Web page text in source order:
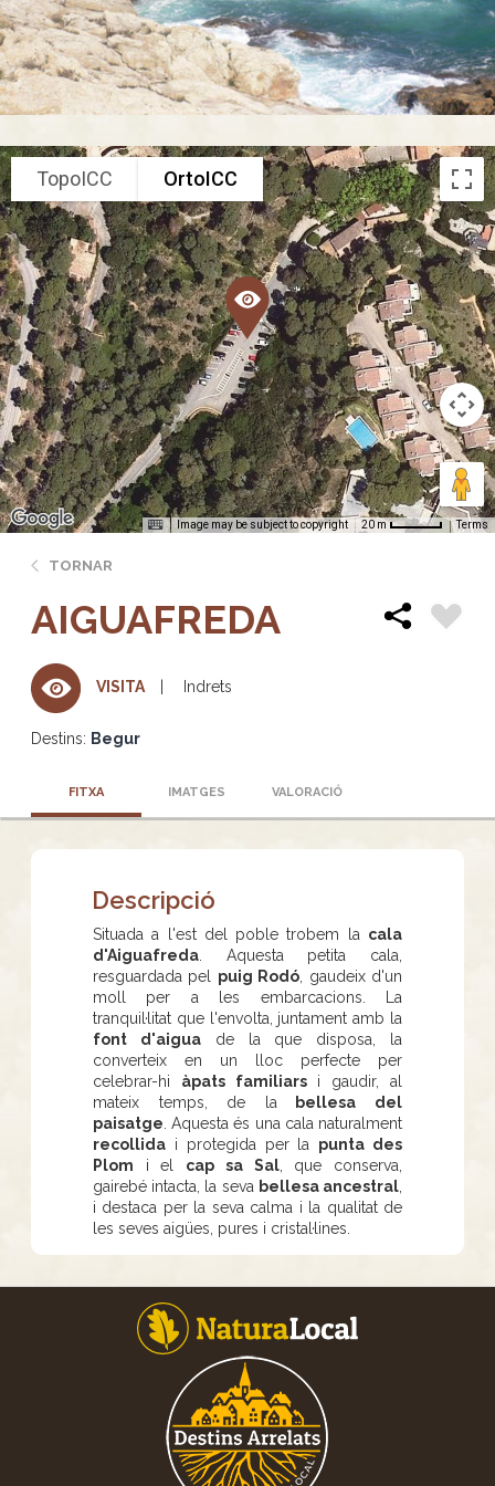
TopoICC OrtoICC
Image may be subject to copyright 20 m Terms
TORNAR
AIGUAFREDA
VISITA Indrets
Destins: Begur
FITXA IMATGES VALORACIÓ
Descripció
Situada a l'est del poble trobem la cala
d'Aiguafreda . Aquesta petita cala,
resguardada pel puig Rodó , gaudeix d'un
moll per a les embarcacions. La
tranquil·litat que l'envolta, juntament amb la
font d'aiguade la que disposa, la
converteix en un lloc perfecte per
celebrar-hi àpats familiarsi gaudir, al
mateix temps, de la bellesa del
paisatge . Aquesta és una cala naturalment
recollida i protegida per la punta des
Plom i el cap sa Sal, que conserva,
gairebé intacta, la seva bellesa ancestral
i destaca per la seva calma i la qualitat de
les seves aigües, pures i cristal·lines.